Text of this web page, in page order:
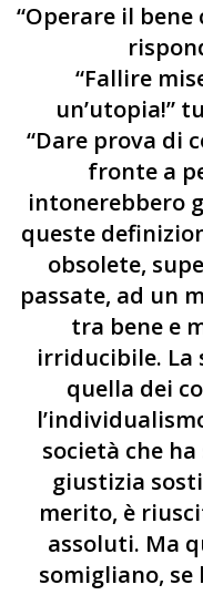
“Operare il
“Fallire
un’utopia!”
“Dare prova di
fronte a
intonerebbero
queste
obsolete,
passate, ad un
tra bene e
irriducibile. La
quella dei
società che
giustizia
merito, è
assoluti. Ma
somigliano, se